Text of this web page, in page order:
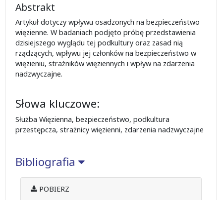
Abstrakt
Artykuł dotyczy wpływu osadzonych na bezpieczeństwo
więzienne. W badaniach podjęto próbę przedstawienia
dzisiejszego wyglądu tej podkultury oraz zasad nią
rządzących, wpływu jej członków na bezpieczeństwo w
więzieniu, strażników więziennych i wpływ na zdarzenia
nadzwyczajne.
Słowa kluczowe:
Służba Więzienna, bezpieczeństwo, podkultura
przestępcza, strażnicy więzienni, zdarzenia nadzwyczajne
Bibliografia
POBIERZ